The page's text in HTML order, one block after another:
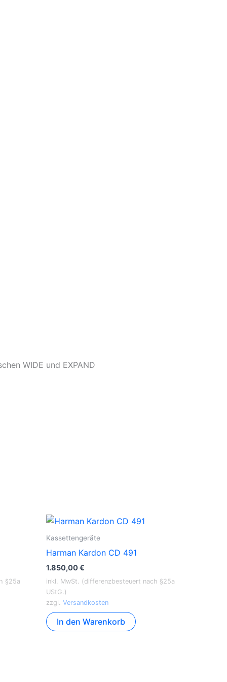
WIDE und EXPAND
§25a
Kassettengeräte
Harman Kardon CD 491
1.850,00€
inkl. MwSt. (differenzbesteuert nach §25a
UStG.)
zzgl. Versandkosten
In den Warenkorb